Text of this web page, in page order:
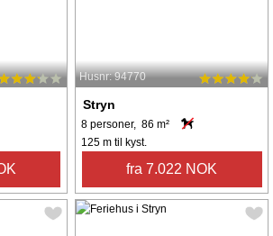
Husnr: 94770
Stryn
8 personer, 86 m²
125 m til kyst.
fra 7.022 NOK